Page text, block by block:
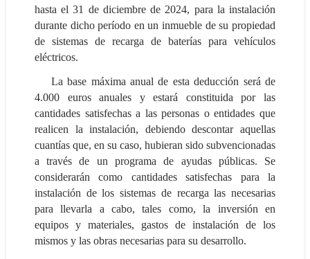
hasta el 31 de diciembre de 2024, para la instalación
durante dicho período en un inmueble de su propiedad
de sistemas de recarga de baterías para vehículos
eléctricos.
La base máxima anual de esta deducción será de
4.000 euros anuales y estará constituida por las
cantidades satisfechas a las personas o entidades que
realicen la instalación, debiendo descontar aquellas
cuantías que, en su caso, hubieran sido subvencionadas
a través de un programa de ayudas públicas. Se
considerarán como cantidades satisfechas para la
instalación de los sistemas de recarga las necesarias
para llevarla a cabo, tales como, la inversión en
equipos y materiales, gastos de instalación de los
mismos y las obras necesarias para su desarrollo.